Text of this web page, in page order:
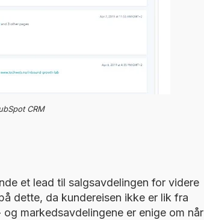
CRM
et lead til salgsavdelingen for videre
dette, da kundereisen ikke er lik fra
markedsavdelingene er enige om når